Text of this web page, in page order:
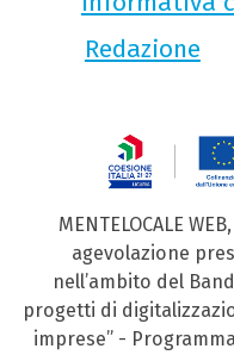
Redazione
MENTELOCALE
agevolazione
nell’ambito del
progetti di
imprese” - Programma